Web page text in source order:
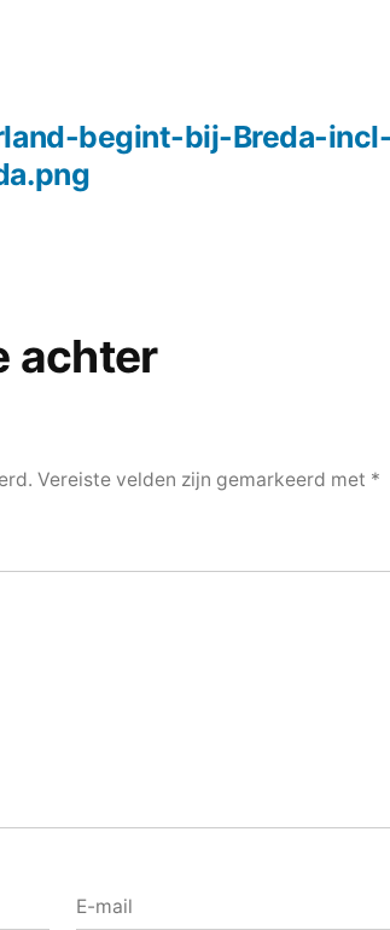
begint-bij-Breda-incl-
achter
Vereiste velden zijn gemarkeerd met *
E-mail